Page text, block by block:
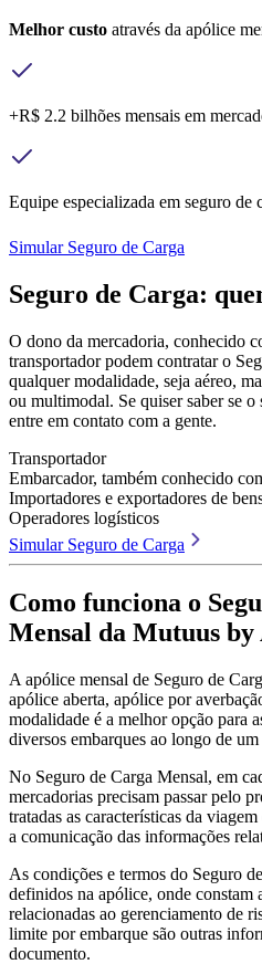
Melhor custo através da apólice
+R$ 2.2 bilhões mensais em
Equipe especializada em seguro de
Simular Seguro de Carga
Seguro de Carga:
O dono da mercadoria, conhecido
transportador podem contratar o
qualquer modalidade, seja aéreo,
ou multimodal. Se quiser saber se o
entre em contato com a gente.
Transportador
Embarcador, também conhecido
Importadores e exportadores de
Operadores logísticos
Simular Seguro de Carga
Como funciona o
Mensal da Mutuus by
A apólice mensal de Seguro de
apólice aberta, apólice por
modalidade é a melhor opção para
diversos embarques ao longo de um
No Seguro de Carga Mensal, em
mercadorias precisam passar pelo
tratadas as características da
a comunicação das informações
As condições e termos do Seguro
definidos na apólice, onde constam
relacionadas ao gerenciamento de
limite por embarque são outras
documento.